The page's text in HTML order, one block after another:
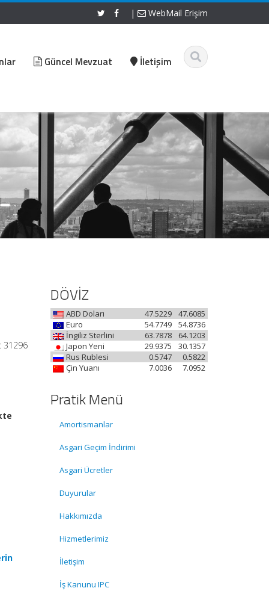
| WebMail Erişim
Güncel Mevzuat İletişim
31296
DÖVİZ
ABD Doları 47.6085
47.5229
Euro
54.8736
54.7749
İngiliz Sterlini
64.1203
63.7878
Japon Yeni
30.1357
29.9375
Rus Rublesi
0.5822
0.5747
Çin Yuanı
7.0952
7.0036
Pratik Menü
Amortismanlar
Asgari Geçim İndirimi
Asgari Ücretler
Duyurular
Hakkımızda
Hizmetlerimiz
İletişim
İş Kanunu IPC